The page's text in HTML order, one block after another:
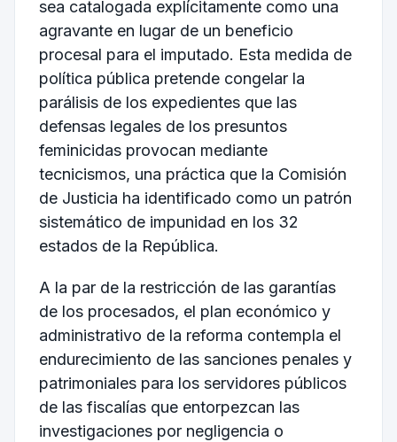
sea catalogada explícitamente como una
agravante en lugar de un beneficio
procesal para el imputado. Esta medida de
política pública pretende congelar la
parálisis de los expedientes que las
defensas legales de los presuntos
feminicidas provocan mediante
tecnicismos, una práctica que la Comisión
de Justicia ha identificado como un patrón
sistemático de impunidad en los 32
estados de la República.
A la par de la restricción de las garantías
de los procesados, el plan económico y
administrativo de la reforma contempla el
endurecimiento de las sanciones penales y
patrimoniales para los servidores públicos
de las fiscalías que entorpezcan las
investigaciones por negligencia o